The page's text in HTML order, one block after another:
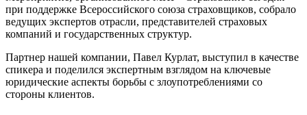
при поддержке Всероссийского союза страховщиков, собрало
ведущих экспертов отрасли, представителей страховых
компаний и государственных структур.
Партнер нашей компании, Павел Курлат, выступил в качестве
спикера и поделился экспертным взглядом на ключевые
юридические аспекты борьбы с злоупотреблениями со
стороны клиентов.